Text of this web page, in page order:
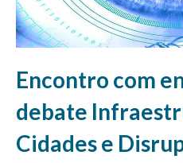
Encontro com
debate
Cidades e